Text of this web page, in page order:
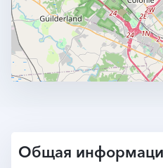
Общая